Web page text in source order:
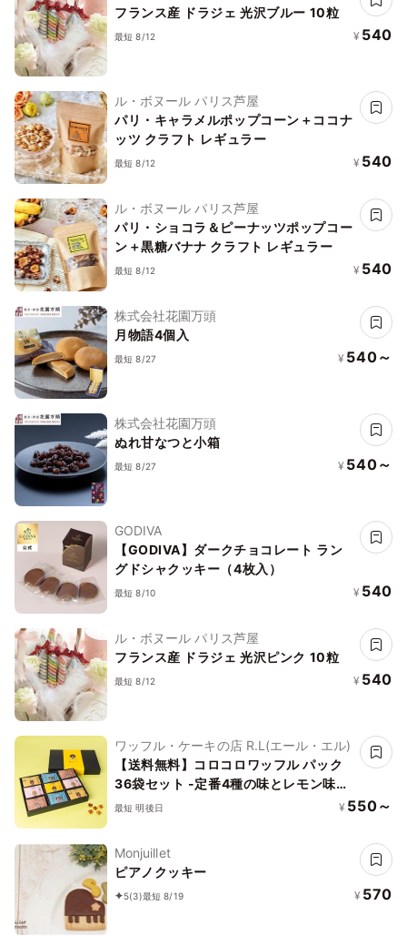
フランス産 ドラジェ 光沢ブルー 10粒
最短 8/12 ¥ 540
ル・ボヌール パリス芦屋
パリ・キャラメルポップコーン＋ココナ
ッツ クラフト レギュラー
最短 8/12 ¥ 540
ル・ボヌール パリス芦屋
パリ・ショコラ＆ピーナッツポップコー
ン＋黒糖バナナ クラフト レギュラー
最短 8/12 ¥ 540
株式会社花園万頭
月物語4個入
最短 8/27 ¥ 540～
株式会社花園万頭
ぬれ甘なつと小箱
最短 8/27 ¥ 540～
GODIVA
【GODIVA】ダークチョコレート ラン
グドシャクッキー（4枚入）
最短 8/10 ¥ 540
ル・ボヌール パリス芦屋
フランス産 ドラジェ 光沢ピンク 10粒
最短 8/12 ¥ 540
ワッフル・ケーキの店 R.L(エール・エル)
【送料無料】コロコロワッフル パック
36袋セット -定番4種の味とレモン味の
詰め合わせ- お中元2026
最短 明後日 ¥ 550～
Monjuillet
ピアノクッキー
5(3)最短 8/19 ¥ 570